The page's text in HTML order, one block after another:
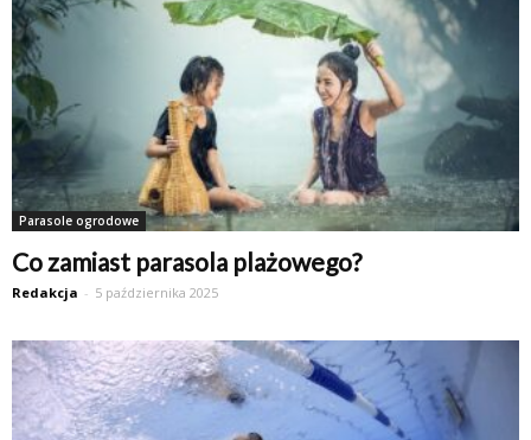
Parasole ogrodowe
Co zamiast parasola plażowego?
Redakcja - 5 października 2025